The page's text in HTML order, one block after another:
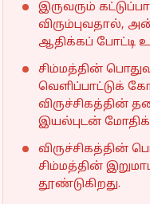
இருவரும்
விரும்புவதால்,
ஆதிக்கப் போட்டி
சிம்மத்தின்
வெளிப்பாட்டுக்
விருச்சிகத்தின்
இயல்புடன்
விருச்சிகத்தின்
சிம்மத்தின்
தூண்டுகிறது.